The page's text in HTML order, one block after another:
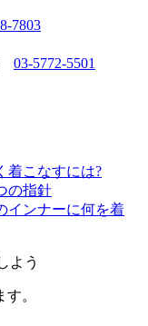
7803
03-5772-5501
着こなすには?
の指針
インナーに何を着
よう
。